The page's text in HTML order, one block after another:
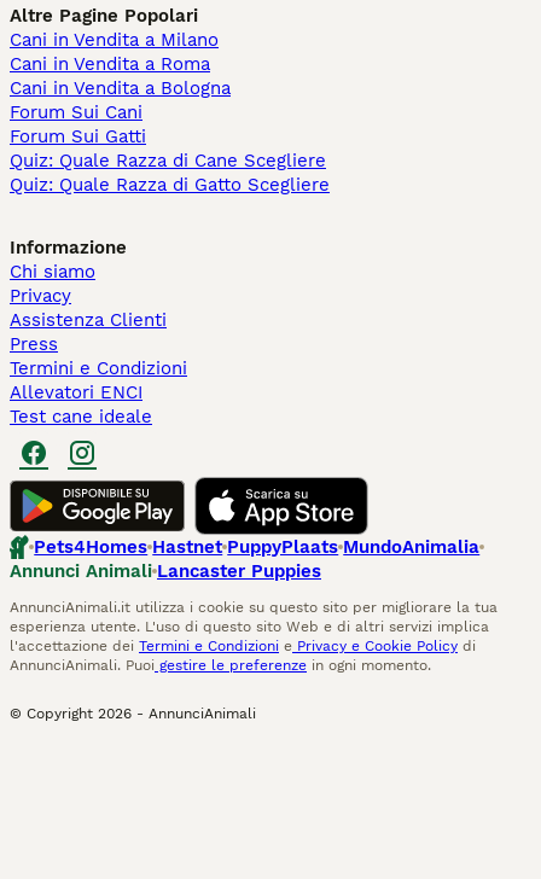
Altre Pagine Popolari
Cani in Vendita a Milano
Cani in Vendita a Roma
Cani in Vendita a Bologna
Forum Sui Cani
Forum Sui Gatti
Quiz: Quale Razza di Cane Scegliere
Quiz: Quale Razza di Gatto Scegliere
Informazione
Chi siamo
Privacy
Assistenza Clienti
Press
Termini e Condizioni
Allevatori ENCI
Test cane ideale
Pets4Homes Hastnet PuppyPlaats MundoAnimalia
Annunci Animali Lancaster Puppies
AnnunciAnimali.it utilizza i cookie su questo sito per migliorare la tua
esperienza utente. L'uso di questo sito Web e di altri servizi implica
l'accettazione dei Termini e Condizioni e Privacy e Cookie Policy di
AnnunciAnimali. Puoi gestire le preferenze in ogni momento.
© Copyright 2026 - AnnunciAnimali